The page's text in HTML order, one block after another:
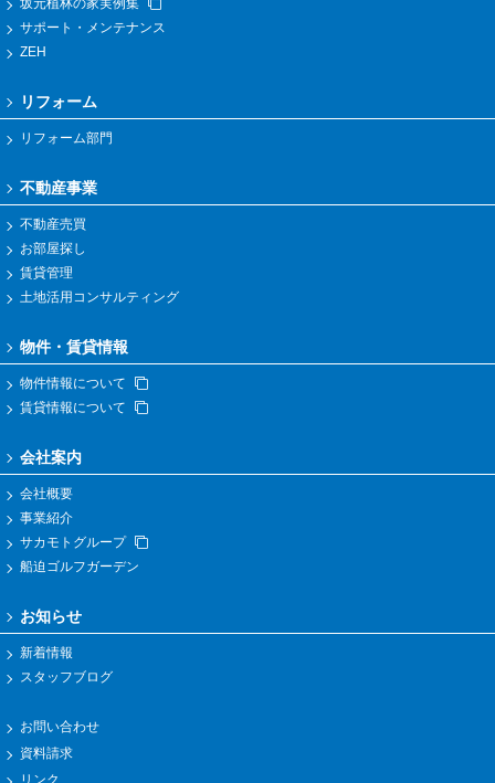
坂元植林の家実例集
サポート・メンテナンス
ZEH
リフォーム
リフォーム部門
不動産事業
不動産売買
お部屋探し
賃貸管理
土地活用コンサルティング
物件・賃貸情報
物件情報について
賃貸情報について
会社案内
会社概要
事業紹介
サカモトグループ
船迫ゴルフガーデン
お知らせ
新着情報
スタッフブログ
お問い合わせ
資料請求